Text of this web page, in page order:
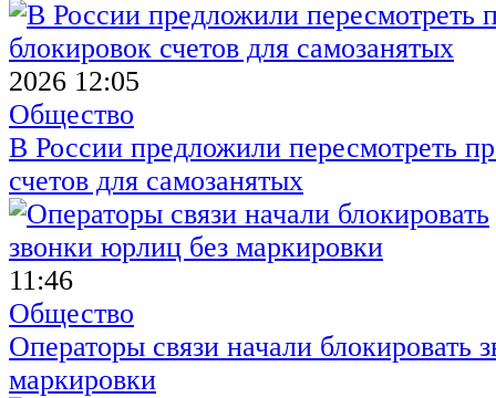
2026 12:05
Общество
В России предложили пересмотреть
счетов для самозанятых
11:46
Общество
Операторы связи начали блокировать
маркировки